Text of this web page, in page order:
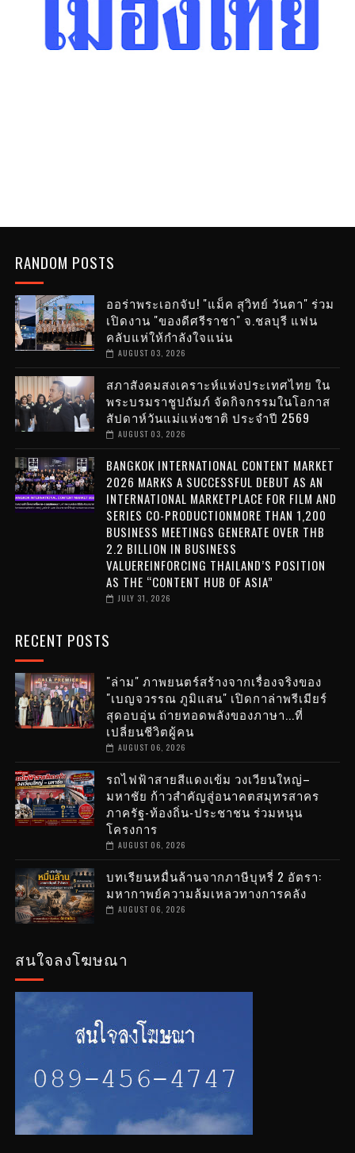
RANDOM POSTS
ออร่าพระเอกจับ! "แม็ค สุวิทย์ วันตา" ร่วม
เปิดงาน "ของดีศรีราชา" จ.ชลบุรี แฟน
คลับแห่ให้กำลังใจแน่น
AUGUST 03, 2026
สภาสังคมสงเคราะห์แห่งประเทศไทย ใน
พระบรมราชูปถัมภ์ จัดกิจกรรมในโอกาส
สัปดาห์วันแม่แห่งชาติ ประจำปี 2569
AUGUST 03, 2026
BANGKOK INTERNATIONAL CONTENT MARKET
2026 MARKS A SUCCESSFUL DEBUT AS AN
INTERNATIONAL MARKETPLACE FOR FILM AND
SERIES CO-PRODUCTIONMORE THAN 1,200
BUSINESS MEETINGS GENERATE OVER THB
2.2 BILLION IN BUSINESS
VALUEREINFORCING THAILAND’S POSITION
AS THE “CONTENT HUB OF ASIA”
JULY 31, 2026
RECENT POSTS
"ล่าม" ภาพยนตร์สร้างจากเรื่องจริงของ
"เบญจวรรณ ภูมิแสน" เปิดกาล่าพรีเมียร์
สุดอบอุ่น ถ่ายทอดพลังของภาษา...ที่
เปลี่ยนชีวิตผู้คน
AUGUST 06, 2026
รถไฟฟ้าสายสีแดงเข้ม วงเวียนใหญ่–
มหาชัย ก้าวสำคัญสู่อนาคตสมุทรสาคร
ภาครัฐ-ท้องถิ่น-ประชาชน ร่วมหนุน
โครงการ
AUGUST 06, 2026
บทเรียนหมื่นล้านจากภาษีบุหรี่ 2 อัตรา:
มหากาพย์ความล้มเหลวทางการคลัง
AUGUST 06, 2026
สนใจลงโฆษณา